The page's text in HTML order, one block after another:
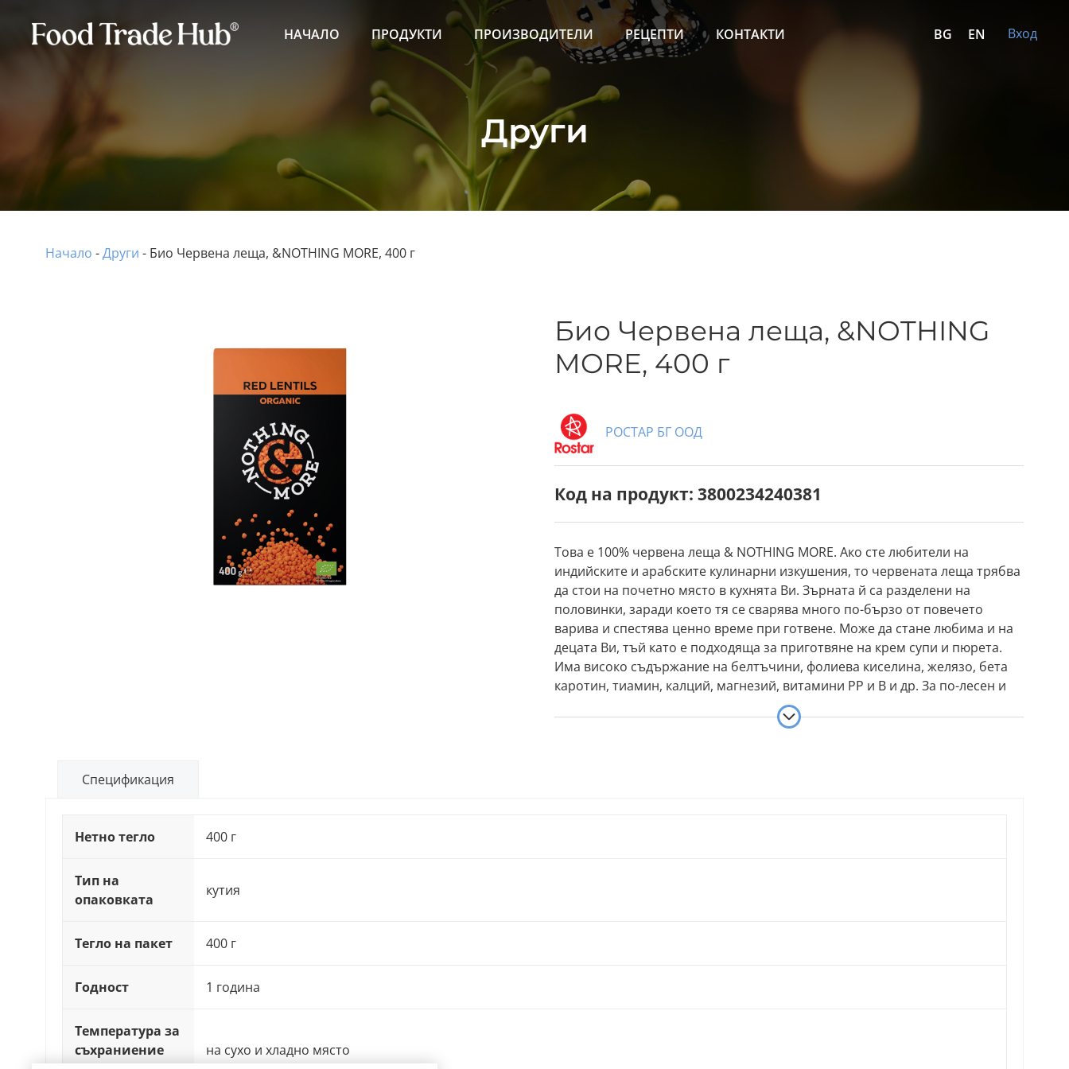
BG EN
НАЧАЛО ПРОДУКТИ ПРОИЗВОДИТЕЛИ РЕЦЕПТИ КОНТАКТИ Вход
Други
Начало -Други - Био Червена леща, &NOTHING MORE, 400 г
Био Червена леща, &NOTHING
MORE, 400 г
РОСТАР БГ ООД
Код на продукт: 3800234240381
Това е 100% червена леща & NOTHING MORE. Ако сте любители на
индийските и арабските кулинарни изкушения, то червената леща трябва
да стои на почетно място в кухнята Ви. Зърната й са разделени на
половинки, заради което тя се сварява много по-бързо от повечето
варива и спестява ценно време при готвене. Може да стане любима и на
децата Ви, тъй като е подходяща за приготвяне на крем супи и пюрета.
Има високо съдържание на белтъчини, фолиева киселина, желязо, бета
каротин, тиамин, калций, магнезий, витамини РР и В и др. За по-лесен и
добър живот &Nothing more. Съставки: 100% био червена леща
Спецификация
Нетно тегло 400 г
Тип на
опаковката
кутия
Тегло на пакет 400 г
Годност 1 година
Температура за
съхраниение
на сухо и хладно място